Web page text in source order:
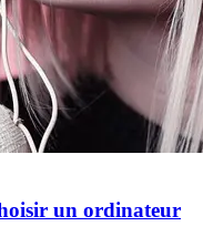
un ordinateur